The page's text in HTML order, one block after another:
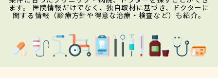
ます。 医院情報だけでなく、独自取材に基づき、ドクターに
関する情報（診療方針や得意な治療・検査など）も紹介。